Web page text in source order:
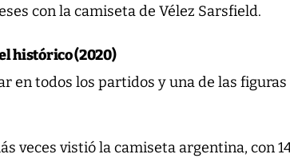
con la camiseta de Vélez Sarsfield.
histórico (2020)
en todos los partidos y una de las
veces vistió la camiseta argentina, con